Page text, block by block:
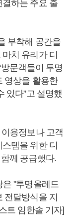
하는 주요 출
부착해 공간을
치 유리가 디
문객들이 투명
영상을 활용한
있다”고 설명했
용정보나 고객
템을 위한 디
께 공급했다.
은 "투명올레드
전달방식을 지
트 임한솔 기자]